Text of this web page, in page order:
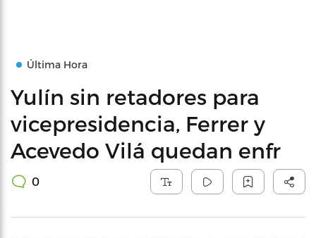
Última Hora
Yulín sin retadores para
vicepresidencia, Ferrer y
Acevedo Vilá quedan enfr
0